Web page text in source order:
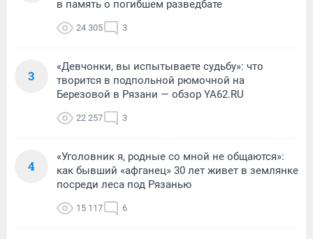
в память о погибшем разведбате
24 305 3
3
«Девчонки, вы испытываете судьбу»: что
творится в подпольной рюмочной на
Березовой в Рязани — обзор YA62.RU
22 257 3
4
«Уголовник я, родные со мной не общаются»:
как бывший «афганец» 30 лет живет в землянке
посреди леса под Рязанью
15 117 6